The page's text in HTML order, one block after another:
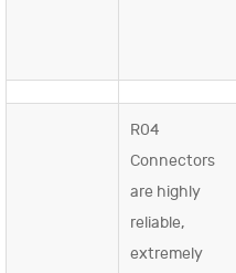
R04
Connectors
are highly
reliable,
extremely